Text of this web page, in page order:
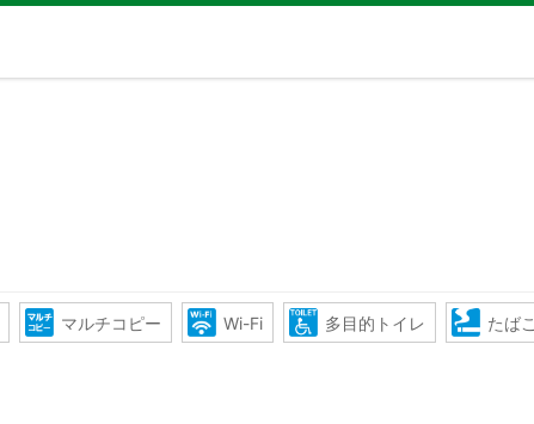
マルチコピー Wi-Fi 多目的トイレ たばこ